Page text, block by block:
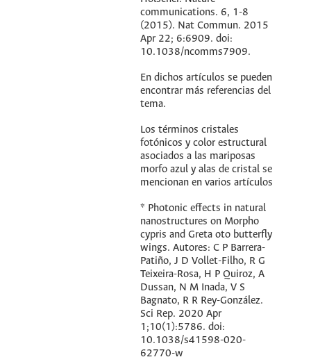
communications. 6, 1-8
(2015). Nat Commun. 2015
Apr 22; 6:6909. doi:
10.1038/ncomms7909.
En dichos artículos se pueden
encontrar más referencias del
tema.
Los términos cristales
fotónicos y color estructural
asociados a las mariposas
morfo azul y alas de cristal se
mencionan en varios artículos
* Photonic effects in natural
nanostructures on Morpho
cypris and Greta oto butterfly
wings. Autores: C P Barrera-
Patiño, J D Vollet-Filho, R G
Teixeira-Rosa, H P Quiroz, A
Dussan, N M Inada, V S
Bagnato, R R Rey-González.
Sci Rep. 2020 Apr
1;10(1):5786. doi:
10.1038/s41598-020-
62770-w